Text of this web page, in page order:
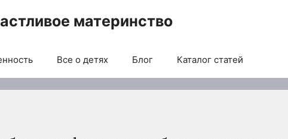
материнство
Все о детях Блог Каталог статей